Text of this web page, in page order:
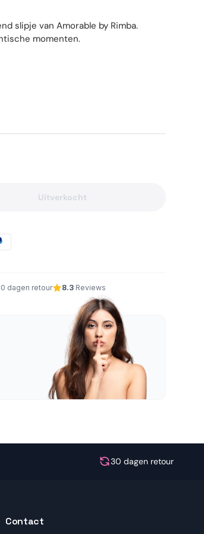
slipje van Amorable by Rimba.
momenten.
Uitverkocht
dagen retour 8.3 Reviews
30 dagen retour
Contact